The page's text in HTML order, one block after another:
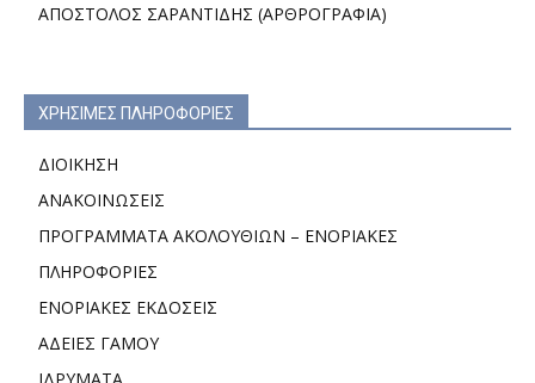
ΑΠΟΣΤΟΛΟΣ ΣΑΡΑΝΤΙΔΗΣ (ΑΡΘΡΟΓΡΑΦΙΑ)
ΧΡΗΣΙΜΕΣ ΠΛΗΡΟΦΟΡΙΕΣ
ΔΙΟΙΚΗΣΗ
ΑΝΑΚΟΙΝΩΣΕΙΣ
ΠΡΟΓΡΑΜΜΑΤΑ ΑΚΟΛΟΥΘΙΩΝ – ΕΝΟΡΙΑΚΕΣ
ΠΛΗΡΟΦΟΡΙΕΣ
ΕΝΟΡΙΑΚΕΣ ΕΚΔΟΣΕΙΣ
ΑΔΕΙΕΣ ΓΑΜΟΥ
ΙΔΡΥΜΑΤΑ